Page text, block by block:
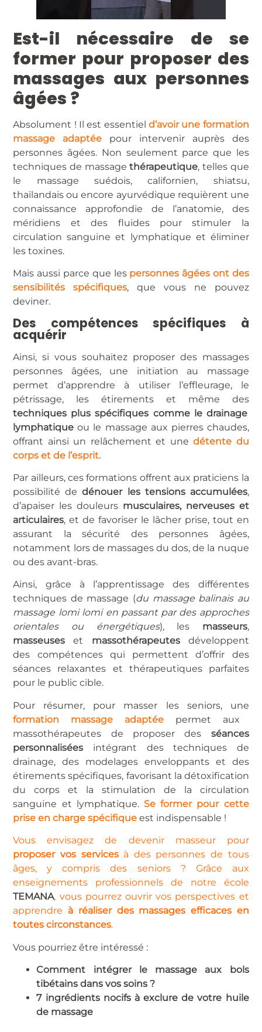
Est-il nécessaire de se
former pour proposer des
massages aux personnes
âgées ?
Absolument ! Il est essentiel d’avoir une formation
massage adaptée
pour intervenir auprès des
personnes âgées. Non seulement parce que les
techniques de massagethérapeutique, telles que
le massage suédois, californien, shiatsu,
thaïlandais ou encore ayurvédique requièrent une
connaissance approfondie de l’anatomie, des
méridiens et des fluides pour stimuler la
circulation sanguine et lymphatique et éliminer
les toxines.
Mais aussi parce que les personnes âgées ont des
sensibilités spécifiques, que vous ne pouvez
deviner.
Des compétences spécifiques à
acquérir
Ainsi, si vous souhaitez proposer des massages
personnes âgées, une initiation au massage
permet d’apprendre à utiliser l’effleurage, le
pétrissage, les étirements et même des
techniques plus spécifiques comme le drainage
lymphatique ou le massage aux pierres chaudes,
offrant ainsi un relâchement et une détente du
corps et de l’esprit.
Par ailleurs, ces formations offrent aux praticiens la
possibilité de dénouer les tensions accumulées,
d’apaiser les douleurs musculaires, nerveuses et
articulaires, et de favoriser le lâcher prise, tout en
assurant la sécurité des personnes âgées,
notamment lors de massages du dos, de la nuque
ou des avant-bras.
Ainsi, grâce à l’apprentissage des différentes
techniques de massage (du massage balinais au
massage lomi lomi en passant par des approches
orientales ou énergétiques), les masseurs,
masseuses et massothérapeutesdéveloppent
des compétences qui permettent d’offrir des
séances relaxantes et thérapeutiques parfaites
pour le public cible.
Pour résumer, pour masser les seniors, une
formation massage adaptée
permet aux
massothérapeutes de proposer des séances
personnalisées intégrant des techniques de
drainage, des modelages enveloppants et des
étirements spécifiques, favorisant la détoxification
du corps et la stimulation de la circulation
sanguine et lymphatique.Se former pour cette
prise en charge spécifique est indispensable !
Vous envisagez de devenir masseur pour
proposer vos services à des personnes de tous
âges, y compris des seniors ? Grâce aux
enseignements professionnels de notre école
TEMANA, vous pourrez ouvrir vos perspectives et
apprendre à réaliser des massages efficaces en
toutes circonstances.
Vous pourriez être intéressé :
Comment intégrer le massage aux bols
tibétains dans vos soins ?
7 ingrédients nocifs à exclure de votre huile
de massage